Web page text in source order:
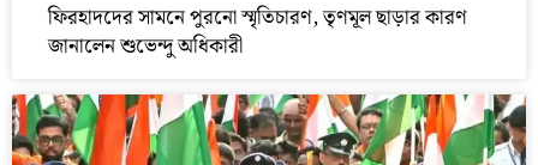
ফিরহাদদের সামনে পুরনো স্মৃতিচারণ, তৃণমূল ছাড়ার কারণ
জানালেন শুভেন্দু অধিকারী